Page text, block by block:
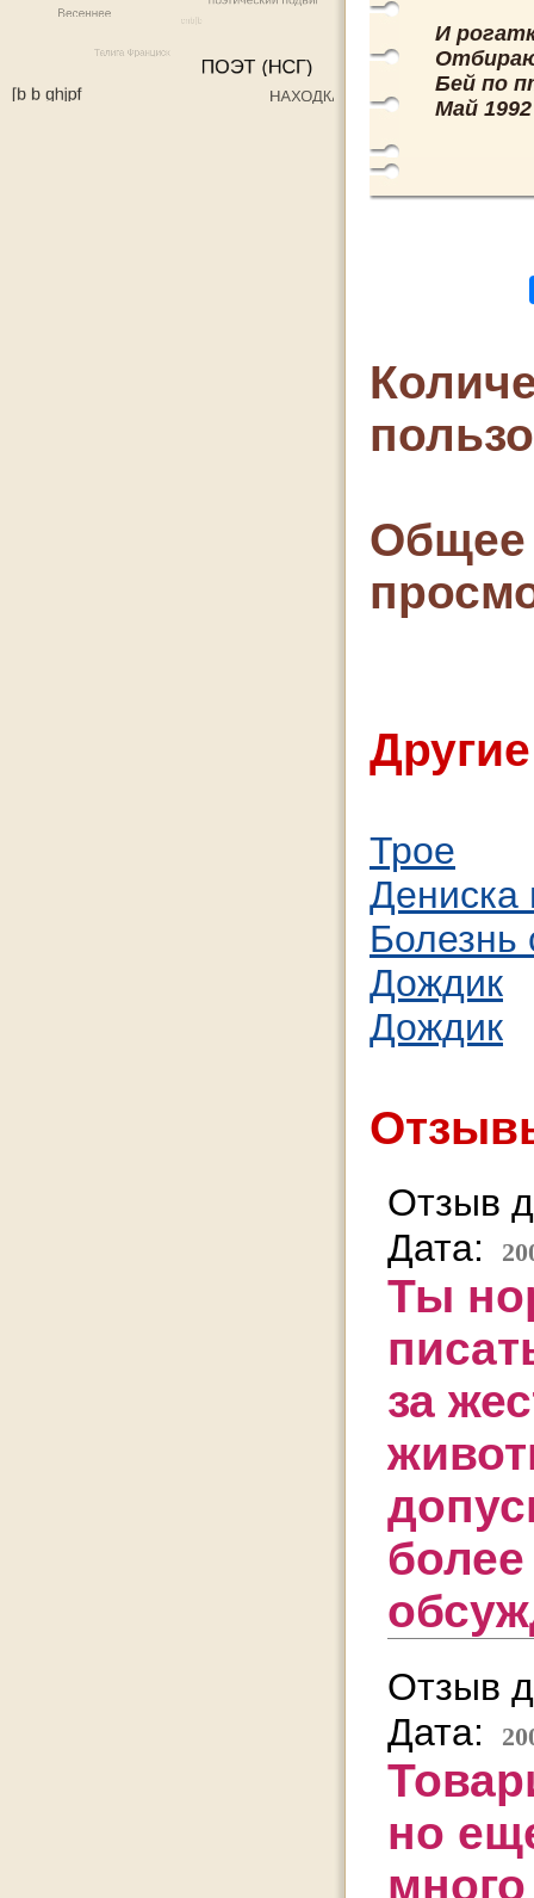
И
Бей по
Май
Общее
Трое
Болезнь
Дождик
Дождик
Отзыв
Дата:
Ты
за
Отзыв
Дата:
но